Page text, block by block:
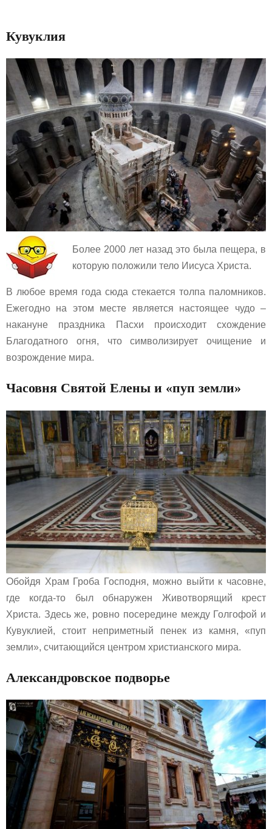
Кувуклия
Более 2000 лет назад это была пещера, в
которую положили тело Иисуса Христа.
В любое время года сюда стекается толпа паломников.
Ежегодно на этом месте является настоящее чудо –
накануне праздника Пасхи происходит схождение
Благодатного огня, что символизирует очищение и
возрождение мира.
Часовня Святой Елены и «пуп земли»
Обойдя Храм Гроба Господня, можно выйти к часовне,
где когда-то был обнаружен Животворящий крест
Христа. Здесь же, ровно посередине между Голгофой и
Кувуклией, стоит неприметный пенек из камня, «пуп
земли», считающийся центром христианского мира.
Александровское подворье